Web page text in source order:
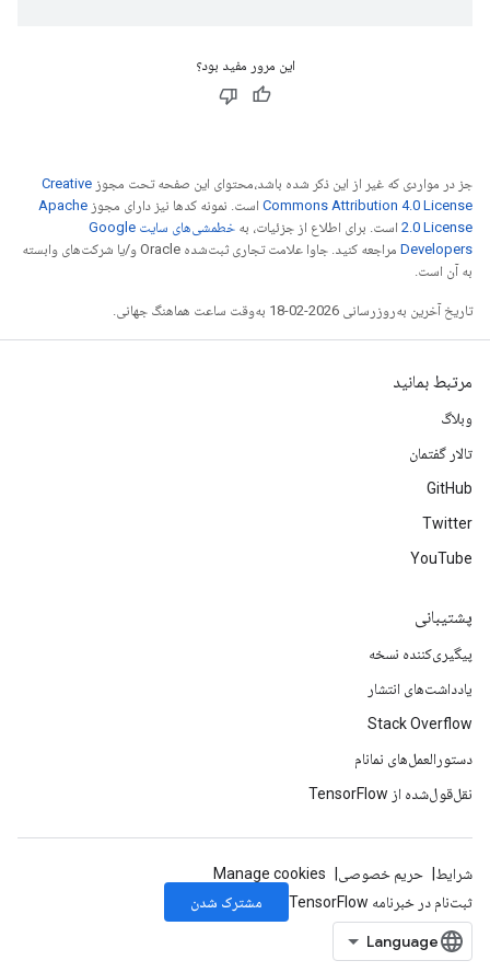
این مرور مفید بود؟
جز در مواردی که غیر از این ذکر شده باشد،‌محتوای این صفحه تحت مجوز Creative
Commons Attribution 4.0 License است. نمونه کدها نیز دارای مجوز Apache
2.0 License است. برای اطلاع از جزئیات، به
خطمشی‌های سایت Google
Developers‏
مراجعه کنید. جاوا علامت تجاری ثبت‌شده Oracle و/یا شرکت‌های وابسته
به آن است.
تاریخ آخرین به‌روزرسانی 2026-02-18 به‌وقت ساعت هماهنگ جهانی.
مرتبط بمانید
وبلاگ
تالار گفتمان
GitHub
Twitter
YouTube
پشتیبانی
پیگیری‌کننده نسخه
یادداشت‌های انتشار
Stack Overflow
دستورالعمل‌های نمانام
نقل‌قول‌شده از TensorFlow
شرایط حریم خصوصی
Manage cookies
ثبت‌نام در خبرنامه TensorFlow
مشترک شدن